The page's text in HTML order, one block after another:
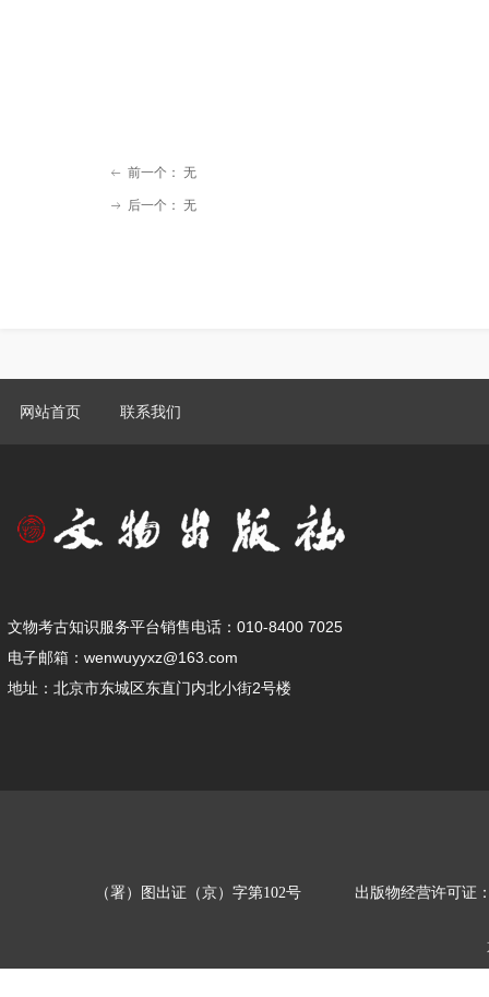
ꂃ 前一个： 无
ꁹ 后一个： 无
网站首页 联系我们
（署）图出证（京）字第102号 出版物经营许可证
文物考古知识服务平台销售电话：010-8400 7025
电子邮箱：wenwuyyxz@163.com
地址：北京市东城区东直门内北小街2号楼